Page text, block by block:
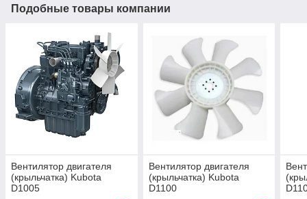
Подобные товары компании
Вентилятор двигателя
(крыльчатка) Kubota
D1005
Вентилятор двигателя
(крыльчатка) Kubota
D1100